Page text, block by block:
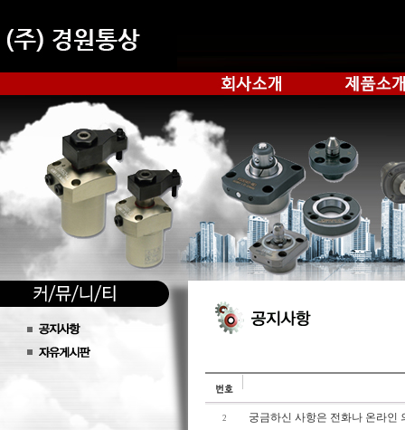
2 궁금하신 사항은 전화나 온라인